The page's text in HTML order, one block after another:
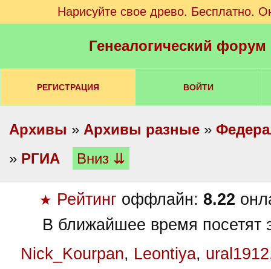
Нарисуйте свое древо. Бесплатно.
Генеалогический
РЕГИСТРАЦИЯ ВОЙТИ
Архивы » Архивы разные »
» РГИА Вниз ⇊
★ Рейтинг оффлайн: 8.22
В ближайшее время посетят
Nick_Kourpan, Leontiya, ural1912